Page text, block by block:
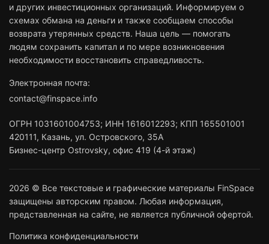
и других инвестиционных организаций. Информируем о
схемах обмана на деньги и также сообщаем способы
возврата утерянных средств. Наша цель — помогать
людям сохранить капитал и по мере возникновения
необходимости восстановить справедливость.
Электронная почта:
contact@finspace.info
ОГРН 1031601004753; ИНН 1616012293; КПП 165501001
420111, Казань, ул. Островского, 35А
Бизнес-центр Ostrovsky, офис 419 (4-й этаж)
2026 © Все текстовые и графические материалы FinSpace
защищены авторским правом. Любая информация,
представленная на сайте, не является публичной офертой.
Политика конфиденциальности